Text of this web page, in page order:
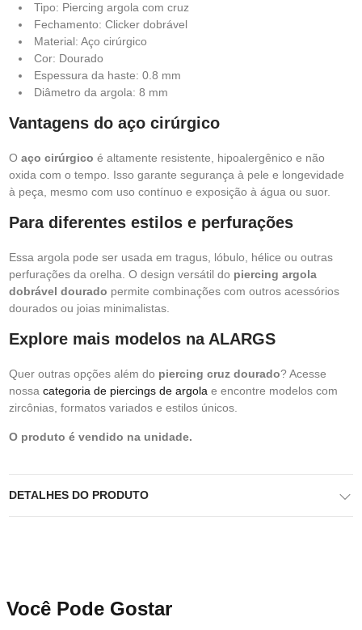
Tipo: Piercing argola com cruz
Fechamento: Clicker dobrável
Material: Aço cirúrgico
Cor: Dourado
Espessura da haste: 0.8 mm
Diâmetro da argola: 8 mm
Vantagens do aço cirúrgico
O aço cirúrgico é altamente resistente, hipoalergênico e não
oxida com o tempo. Isso garante segurança à pele e longevidade
à peça, mesmo com uso contínuo e exposição à água ou suor.
Para diferentes estilos e perfurações
Essa argola pode ser usada em tragus, lóbulo, hélice ou outras
perfurações da orelha. O design versátil do piercing argola
dobrável dourado permite combinações com outros acessórios
dourados ou joias minimalistas.
Explore mais modelos na ALARGS
Quer outras opções além do piercing cruz dourado? Acesse
nossa categoria de piercings de argola e encontre modelos com
zircônias, formatos variados e estilos únicos.
O produto é vendido na unidade.
DETALHES DO PRODUTO
Você Pode Gostar